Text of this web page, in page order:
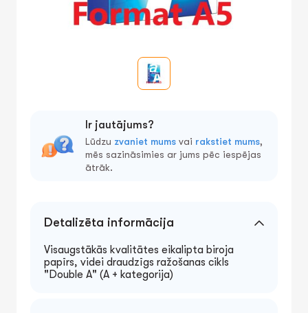
Ir jautājums?
Lūdzu zvaniet mums vai rakstiet mums,
mēs sazināsimies ar jums pēc iespējas
ātrāk.
Detalizēta informācija
Visaugstākās kvalitātes eikalipta biroja
papīrs, videi draudzīgs ražošanas cikls
"Double A" (A + kategorija)